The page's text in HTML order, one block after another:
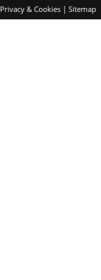
Privacy & Cookies | Sitemap